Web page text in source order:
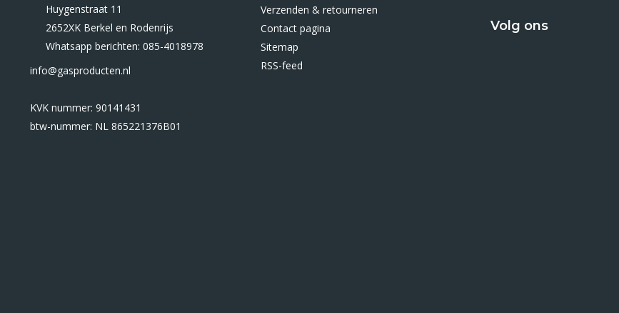
Huygenstraat 11
2652XK Berkel en Rodenrijs
Whatsapp berichten: 085-4018978
info@gasproducten.nl
KVK nummer: 90141431
btw-nummer: NL 865221376B01
Verzenden & retourneren
Contact pagina
Sitemap
RSS-feed
Volg ons